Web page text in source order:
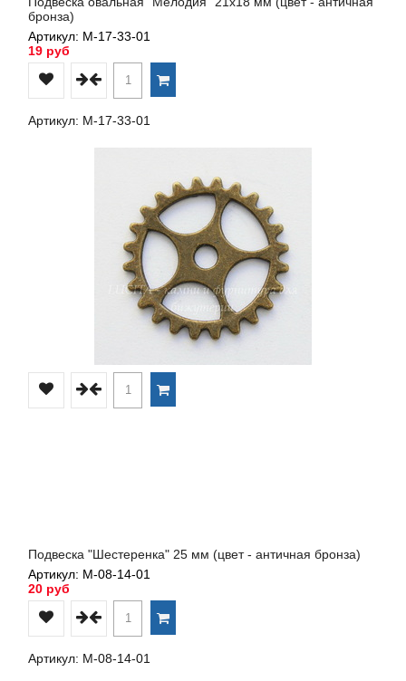
бронза)
Артикул: М-17-33-01
19 руб
Артикул: М-17-33-01
Подвеска "Шестеренка" 25 мм (цвет - античная бронза)
Артикул: М-08-14-01
20 руб
Артикул: М-08-14-01